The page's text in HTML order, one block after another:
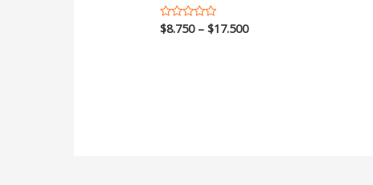
Valorado
en
$8.750– $17.500